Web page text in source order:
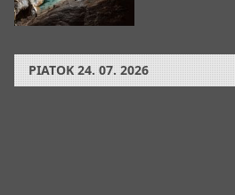
PIATOK 24. 07. 2026